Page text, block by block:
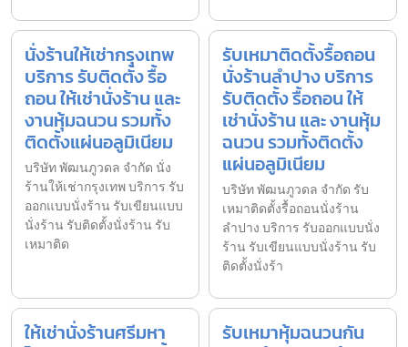
นั่งร้านให้เช่ากรุงเทพ
บริการ รับติดตั้ง รื้อ
ถอน ให้เช่านั่งร้าน และ
งานหุ้มฉนวน รวมทั้ง
ติดตั้งแผ่นอลูมิเนียม
บริษัท พัฒนภูวดล จำกัด นั่ง
ร้านให้เช่ากรุงเทพ บริการ รับ
ออกแบบนั่งร้าน รับเขียนแบบ
นั่งร้าน รับติดตั้งนั่งร้าน รับ
เหมาติด
รับเหมาติดตั้งรื้อถอน
นั่งร้านลำปาง บริการ
รับติดตั้ง รื้อถอน ให้
เช่านั่งร้าน และ งานหุ้ม
ฉนวน รวมทั้งติดตั้ง
แผ่นอลูมิเนียม
บริษัท พัฒนภูวดล จำกัด รับ
เหมาติดตั้งรื้อถอนนั่งร้าน
ลำปาง บริการ รับออกแบบนั่ง
ร้าน รับเขียนแบบนั่งร้าน รับ
ติดตั้งนั่งร้า
ให้เช่านั่งร้านศรีมหา
รับเหมาหุ้มฉนวนกัน